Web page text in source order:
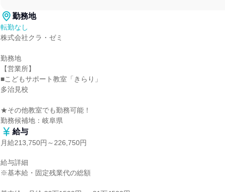
勤務地
転勤なし
株式会社クラ・ゼミ
勤務地
【営業所】
■こどもサポート教室「きらり」
多治見校
★その他教室でも勤務可能！
勤務候補地：岐阜県
給与
月給213,750円～226,750円
給与詳細
※基本給・固定残業代の総額